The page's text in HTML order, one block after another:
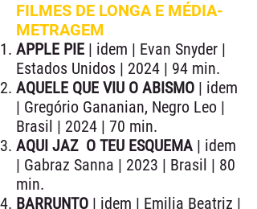
FILMES DE LONGA E MÉDIA-
METRAGEM
APPLE PIE | idem | Evan Snyder |
Estados Unidos | 2024 | 94 min.
AQUELE QUE VIU O ABISMO | idem
| Gregório Gananian, Negro Leo |
Brasil | 2024 | 70 min.
AQUI JAZ O TEU ESQUEMA | idem
| Gabraz Sanna | 2023 | Brasil | 80
min.
BARRUNTO | idem | Emilia Beatriz |